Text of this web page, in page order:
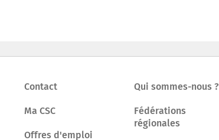
Contact
Ma CSC
Offres d'emploi
Qui sommes-nous ?
Fédérations
régionales